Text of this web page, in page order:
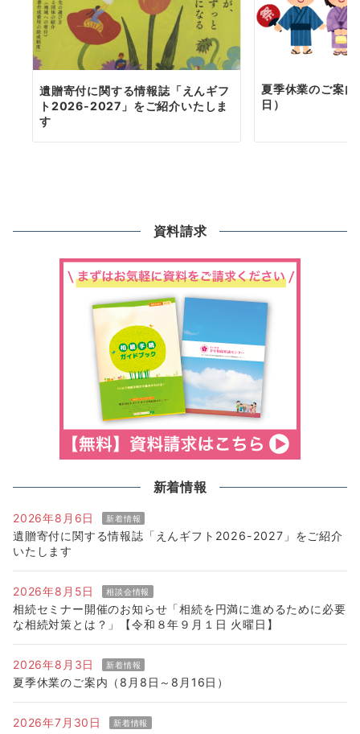
遺贈寄付に関する情報誌「えんギフ
ト2026-2027」をご紹介いたしま
す
夏季休業のご案
日）
資料請求
新着情報
2026年8月6日 新着情報
遺贈寄付に関する情報誌「えんギフト2026-2027」をご紹介
いたします
2026年8月5日 相談会情報
相続セミナー開催のお知らせ「相続を円満に進めるために必要
な相続対策とは？」【令和８年９月１日 火曜日】
2026年8月3日 新着情報
夏季休業のご案内（8月8日～8月16日）
2026年7月30日 新着情報